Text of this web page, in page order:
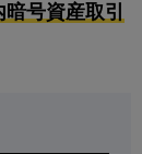
号資産取引